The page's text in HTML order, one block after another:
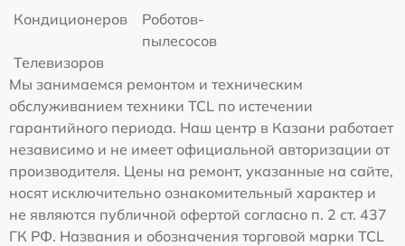
Кондиционеров
Роботов-
пылесосов
Телевизоров
Мы занимаемся ремонтом и техническим
обслуживанием техники TCL по истечении
гарантийного периода. Наш центр в Казани работает
независимо и не имеет официальной авторизации от
производителя. Цены на ремонт, указанные на сайте,
носят исключительно ознакомительный характер и
не являются публичной офертой согласно п. 2 ст. 437
ГК РФ. Названия и обозначения торговой марки TCL